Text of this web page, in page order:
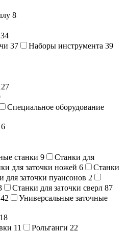
8
37 Наборы инструмента 39
Специальное оборудование
6
станки 9
Станки для
для заточки ножей 6
Станки
для заточки пуансонов 2
Станки для заточки сверл 87
42
Универсальные заточные
11 Рольганги 22